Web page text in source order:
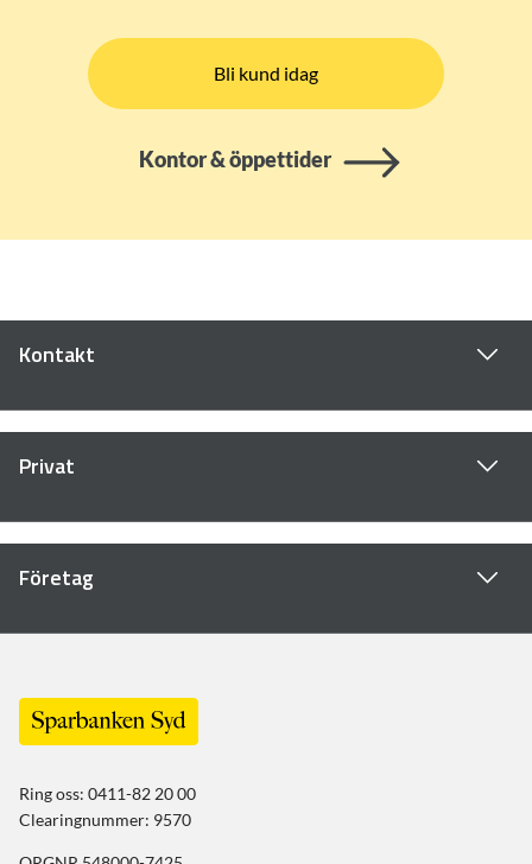
Bli kund idag
Kontor & öppettider
Kontakt
Privat
Företag
Ring oss: 0411-82 20 00
Clearingnummer: 9570